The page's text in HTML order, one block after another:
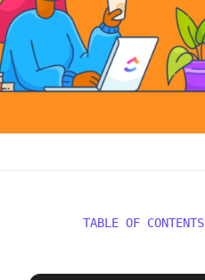
TABLE OF CONTENTS